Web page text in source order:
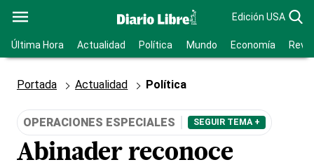
Edición USA
Última Hora Actualidad Política Mundo Economía
Portada Actualidad Política
OPERACIONES ESPECIALES SEGUIR TEMA +
Abinader reconoce